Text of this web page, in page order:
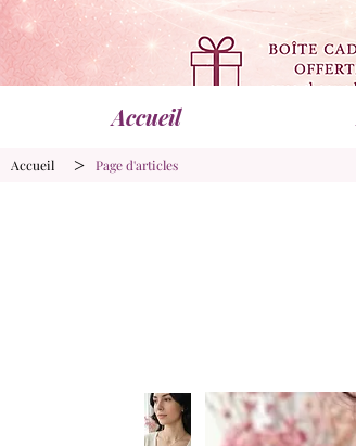
Accueil
Accueil > Page d'articles